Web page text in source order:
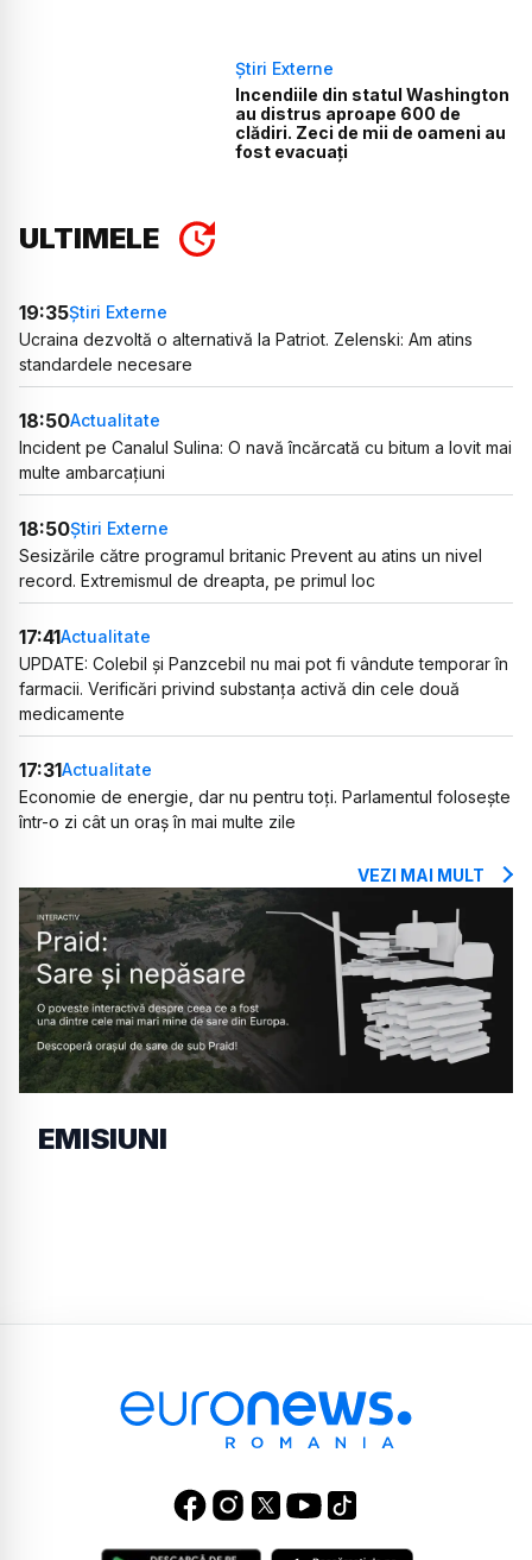
Știri Externe
Incendiile din statul Washington
au distrus aproape 600 de
clădiri. Zeci de mii de oameni au
fost evacuați
ULTIMELE
19:35Știri Externe
Ucraina dezvoltă o alternativă la Patriot. Zelenski: Am atins
standardele necesare
18:50Actualitate
Incident pe Canalul Sulina: O navă încărcată cu bitum a lovit mai
multe ambarcațiuni
18:50Știri Externe
Sesizările către programul britanic Prevent au atins un nivel
record. Extremismul de dreapta, pe primul loc
17:41Actualitate
UPDATE: Colebil și Panzcebil nu mai pot fi vândute temporar în
farmacii. Verificări privind substanța activă din cele două
medicamente
17:31Actualitate
Economie de energie, dar nu pentru toți. Parlamentul folosește
într-o zi cât un oraș în mai multe zile
VEZI MAI MULT
EMISIUNI